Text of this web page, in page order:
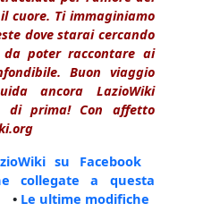
cuore. Ti immaginiamo
dove starai cercando
da poter raccontare ai
Buon viaggio
ancora LazioWiki
di prima! Con affetto
su Facebook
collegate a questa
• Le ultime modifiche